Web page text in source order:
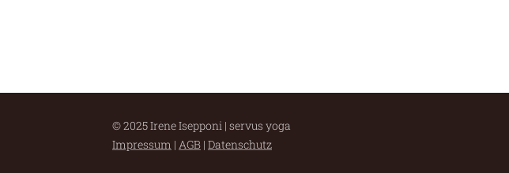
© 2025 Irene Isepponi | servus yoga
Impressum | AGB | Datenschutz